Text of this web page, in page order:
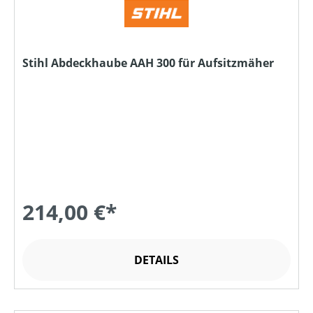
Stihl Abdeckhaube AAH 300 für Aufsitzmäher
214,00 €*
DETAILS